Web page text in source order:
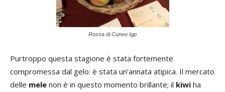
Rossa di Cuneo Igp
Purtroppo questa stagione è stata fortemente
compromessa dal gelo: è stata un’annata atipica. Il mercato
delle mele non è in questo momento brillante; il kiwi ha